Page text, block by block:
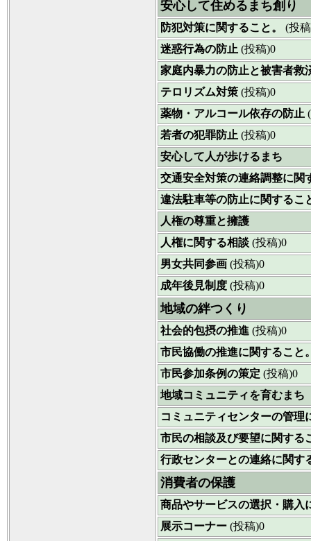
安心して住めるまち創り
防犯対策に関すること。 (投
迷惑行為の防止 (投稿)0
家庭内暴力の防止と被害者救
テロリズム対策 (投稿)0
薬物・アルコール依存の防止
若者の犯罪防止 (投稿)0
安心して人が歩けるまち
交通安全対策の連絡調整に関
違法駐車等の防止に関するこ
人権の尊重と擁護
人権に関する相談 (投稿)0
男女共同参画 (投稿)0
成年後見制度 (投稿)0
地域の絆つくり
社会的包摂の推進 (投稿)0
市民協働の推進に関すること
市民参加条例の策定 (投稿)0
地域コミュニティを育むまち
コミュニティセンターの管理
市民の相談及び要望に関する
行政センターとの連絡に関す
消費者の保護
商品やサービスの選択・購入
展示コーナー (投稿)0